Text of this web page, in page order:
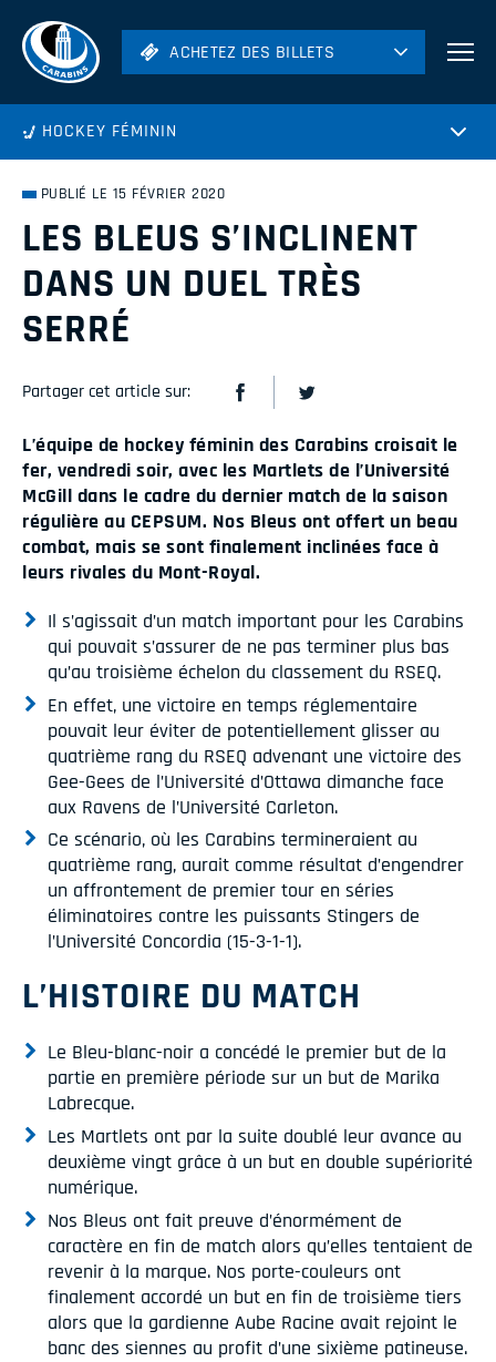
ACHETEZ DES BILLETS
Hockey
ACHETEZ DES BILLETS
HOCKEY FÉMININ
PUBLIÉ LE 15 FÉVRIER 2020
LES BLEUS S’INCLINENT
DANS UN DUEL TRÈS
SERRÉ
Partager cet article sur:
L’équipe de hockey féminin des Carabins croisait le
fer, vendredi soir, avec les Martlets de l’Université
McGill dans le cadre du dernier match de la saison
régulière au CEPSUM. Nos Bleus ont offert un beau
combat, mais se sont finalement inclinées face à
leurs rivales du Mont-Royal.
Il s’agissait d’un match important pour les Carabins
qui pouvait s’assurer de ne pas terminer plus bas
qu’au troisième échelon du classement du RSEQ.
En effet, une victoire en temps réglementaire
pouvait leur éviter de potentiellement glisser au
quatrième rang du RSEQ advenant une victoire des
Gee-Gees de l’Université d’Ottawa dimanche face
aux Ravens de l’Université Carleton.
Ce scénario, où les Carabins termineraient au
quatrième rang, aurait comme résultat d’engendrer
un affrontement de premier tour en séries
éliminatoires contre les puissants Stingers de
l’Université Concordia (15-3-1-1).
L’HISTOIRE DU MATCH
Le Bleu-blanc-noir a concédé le premier but de la
partie en première période sur un but de Marika
Labrecque.
Les Martlets ont par la suite doublé leur avance au
deuxième vingt grâce à un but en double supériorité
numérique.
Nos Bleus ont fait preuve d’énormément de
caractère en fin de match alors qu’elles tentaient de
revenir à la marque. Nos porte-couleurs ont
finalement accordé un but en fin de troisième tiers
alors que la gardienne Aube Racine avait rejoint le
banc des siennes au profit d’une sixième patineuse.